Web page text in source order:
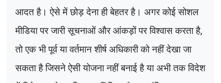
आदत है। ऐसे में छोड़ देना ही बेहतर है। अगर कोई सोशल
मीडिया पर जारी सूचनाओं और आंकड़ों पर विश्वास करता है,
तो एक भी पूर्व या वर्तमान शीर्ष अधिकारी को नहीं देखा जा
सकता है जिसने ऐसी योजना नहीं बनाई है या अभी तक विदेश